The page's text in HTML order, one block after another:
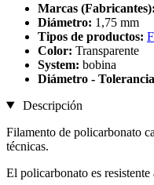
Marcas (Fabricantes):
Diámetro: 1,75 mm
Tipos de productos:
Color: Transparente
System: bobina
Diámetro -
Descripción
Filamento de policarbonato
técnicas.
El policarbonato es resistente